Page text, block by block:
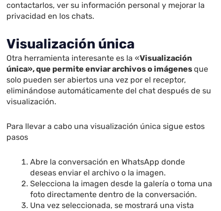
contactarlos, ver su información personal y mejorar la
privacidad en los chats.
Visualización única
Otra herramienta interesante es la «Visualización
única», que permite enviar archivos o imágenesque
solo pueden ser abiertos una vez por el receptor,
eliminándose automáticamente del chat después de su
visualización.
Para llevar a cabo una visualización única sigue estos
pasos
Abre la conversación en WhatsApp donde
deseas enviar el archivo o la imagen.
Selecciona la imagen desde la galería o toma una
foto directamente dentro de la conversación.
Una vez seleccionada, se mostrará una vista